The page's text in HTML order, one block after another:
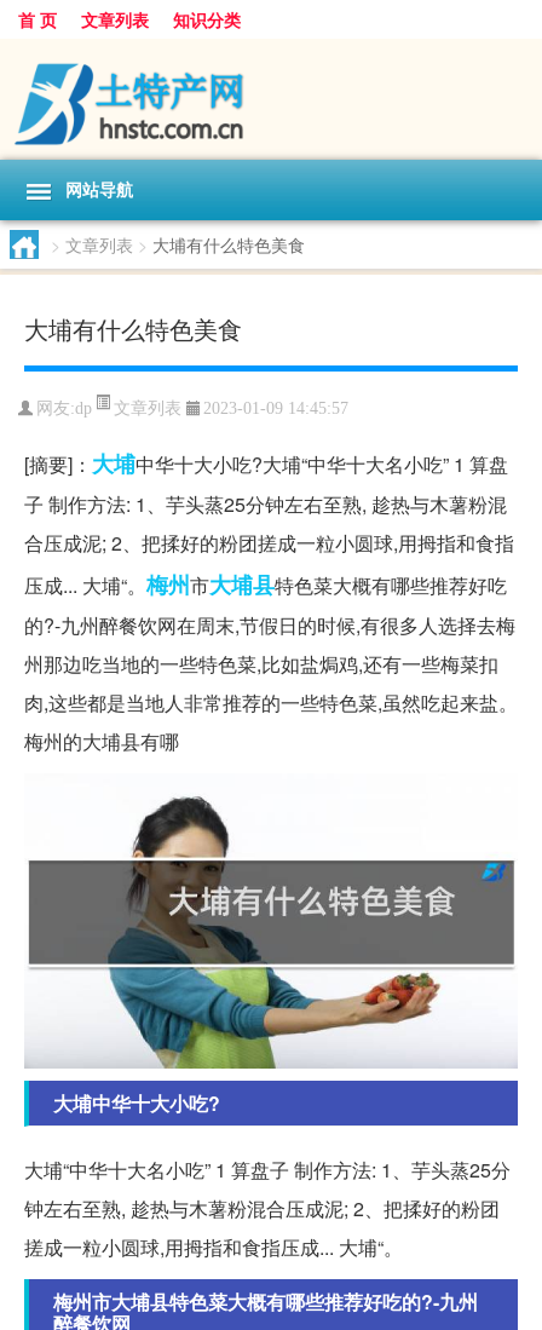
首 页 文章列表 知识分类
网站导航
> 文章列表 > 大埔有什么特色美食
大埔有什么特色美食
网友:dp 文章列表 2023-01-09 14:45:57
[摘要]： 大埔中华十大小吃?大埔“中华十大名小吃” 1 算盘
子 制作方法: 1、芋头蒸25分钟左右至熟, 趁热与木薯粉混
合压成泥; 2、把揉好的粉团搓成一粒小圆球,用拇指和食指
压成... 大埔“。梅州市大埔县特色菜大概有哪些推荐好吃
的?-九州醉餐饮网在周末,节假日的时候,有很多人选择去梅
州那边吃当地的一些特色菜,比如盐焗鸡,还有一些梅菜扣
肉,这些都是当地人非常推荐的一些特色菜,虽然吃起来盐。
梅州的大埔县有哪
大埔中华十大小吃?
大埔“中华十大名小吃” 1 算盘子 制作方法: 1、芋头蒸25分
钟左右至熟, 趁热与木薯粉混合压成泥; 2、把揉好的粉团
搓成一粒小圆球,用拇指和食指压成... 大埔“。
梅州市大埔县特色菜大概有哪些推荐好吃的?-九州
醉餐饮网